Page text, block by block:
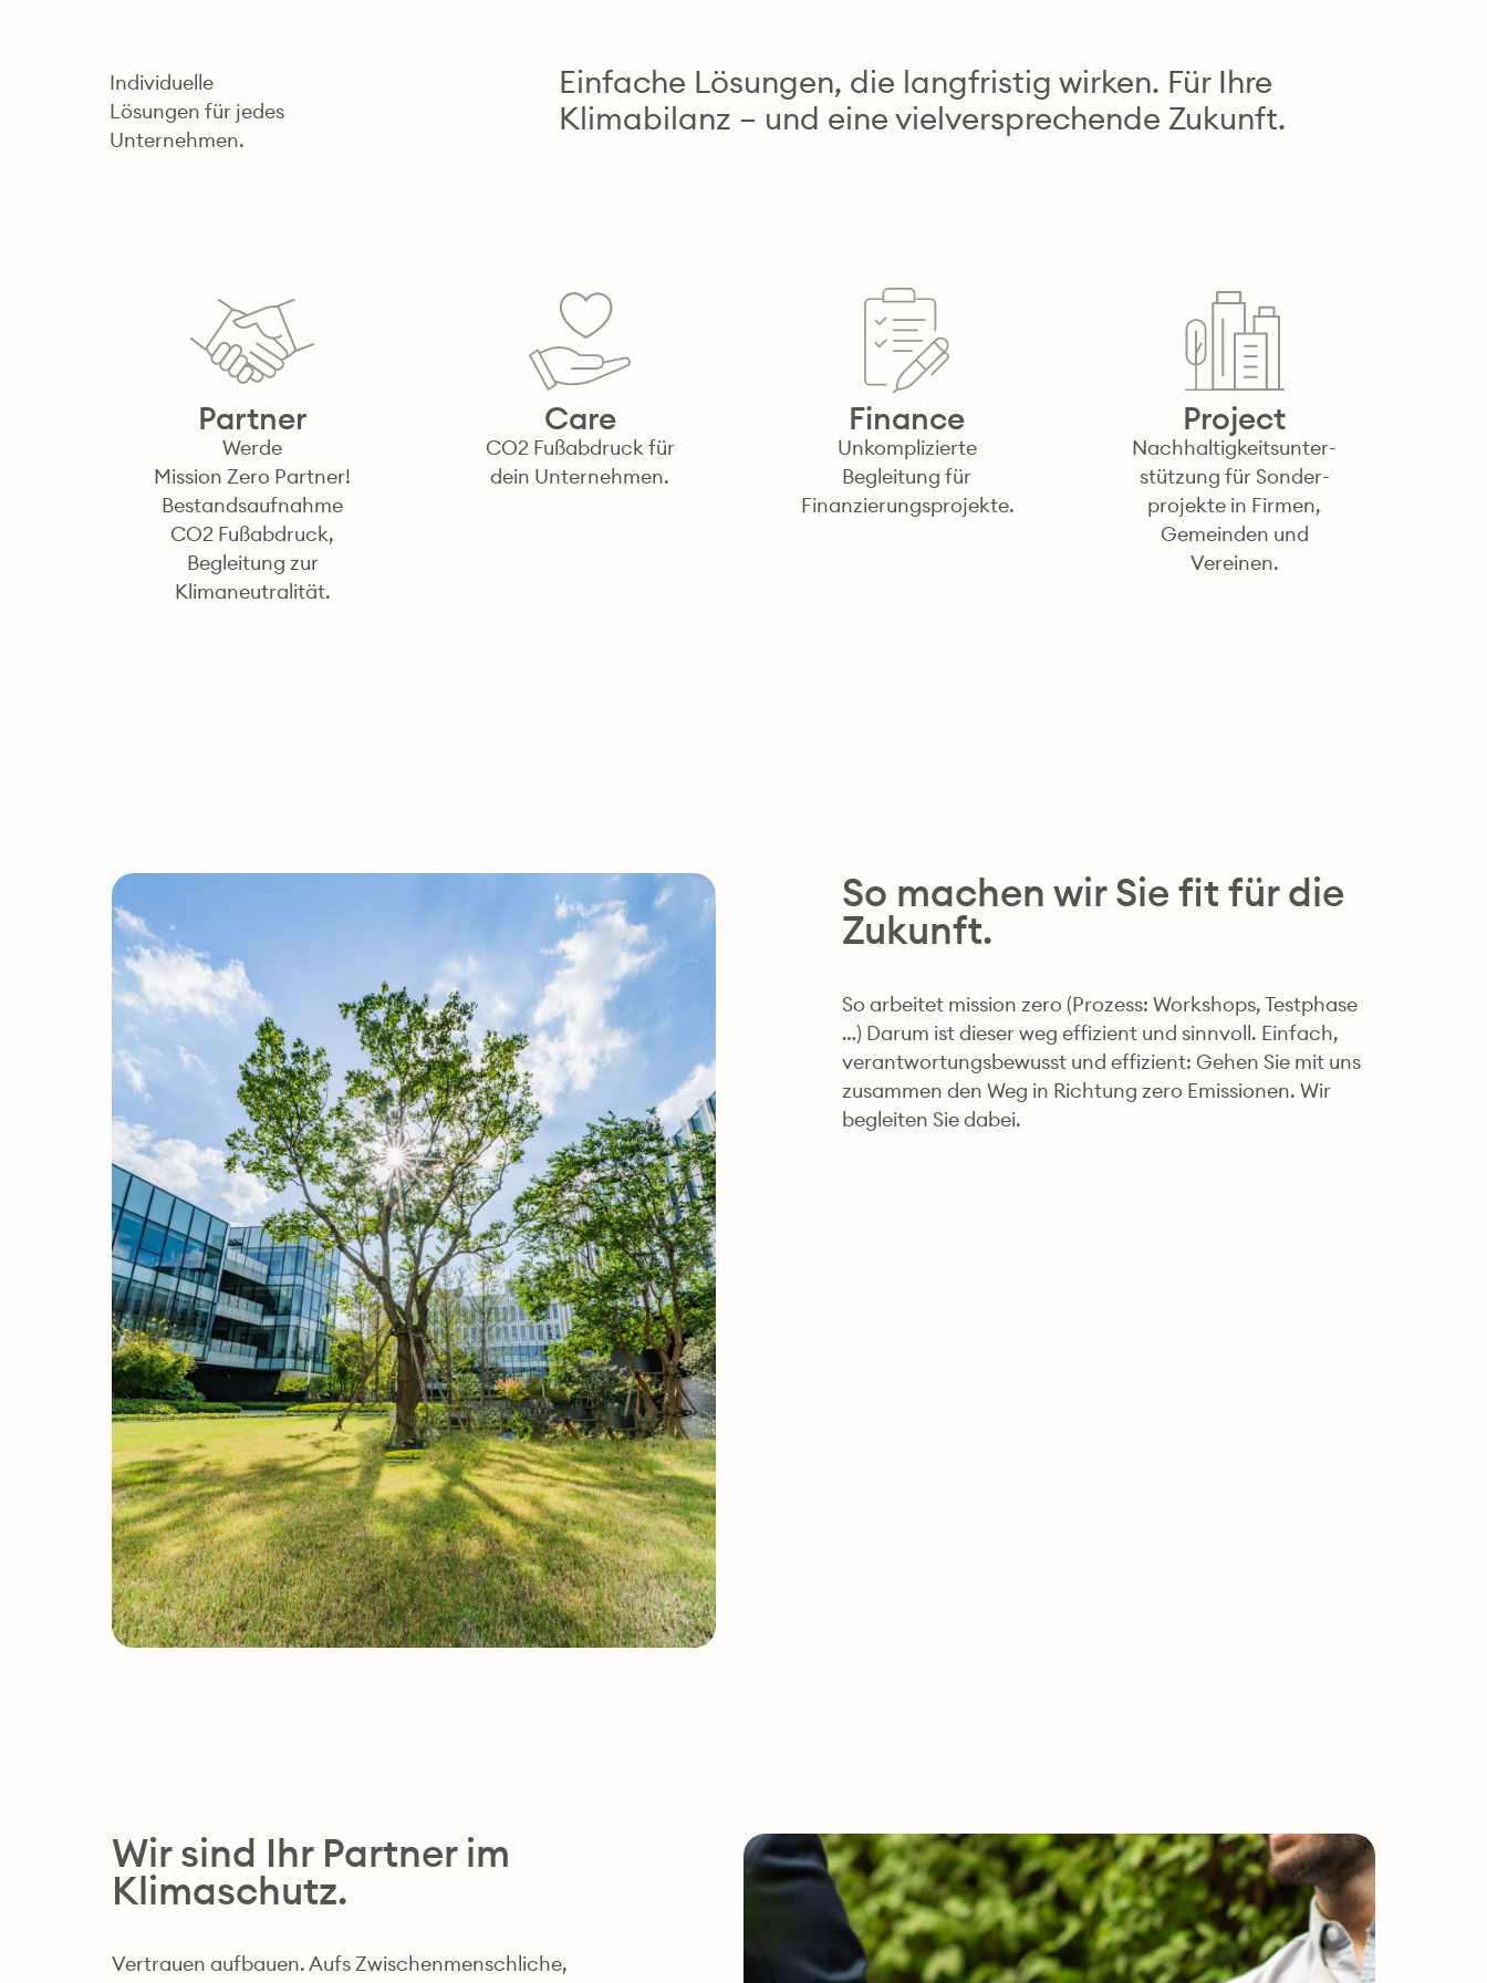
Individuelle
Lösungen für jedes
Unternehmen.
Einfache Lösungen, die langfristig wirken. Für Ihre
Klimabilanz – und eine vielversprechende Zukunft.
Partner
Werde
Mission Zero Partner!
Bestandsaufnahme
CO2 Fußabdruck,
Begleitung zur
Klimaneutralität.
Care
CO2 Fußabdruck für
dein Unternehmen.
Finance
Unkomplizierte
Begleitung für
Finanzierungsprojekte.
Project
Nachhaltigkeits­unter­
stützung für Sonder­
projekte in Firmen,
Gemeinden und
Vereinen.
So machen wir Sie fit für die
Zukunft.
So arbeitet mission zero (Prozess: Workshops, Testphase
…) Darum ist dieser weg effizient und sinnvoll. Einfach,
verantwortungsbewusst und effizient: Gehen Sie mit uns
zusammen den Weg in Richtung zero Emissionen. Wir
begleiten Sie dabei.
Wir sind Ihr Partner im
Klimaschutz.
Vertrauen aufbauen. Aufs Zwischenmenschliche,